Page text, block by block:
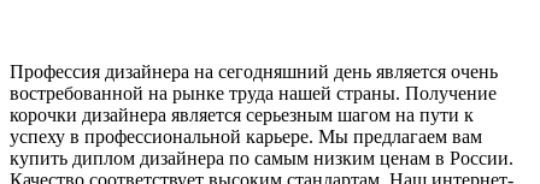
Профессия дизайнера на сегодняшний день является очень
востребованной на рынке труда нашей страны. Получение
корочки дизайнера является серьезным шагом на пути к
успеху в профессиональной карьере. Мы предлагаем вам
купить диплом дизайнера по самым низким ценам в России.